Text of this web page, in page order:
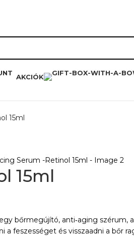
AKCIÓK
15ml
15ml
bőrmegújító, anti‑aging
feszességet és visszaadni a bőr